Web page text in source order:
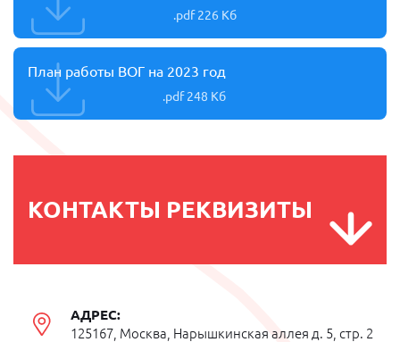
.pdf 226 Кб
План работы ВОГ на 2023 год
.pdf 248 Кб
КОНТАКТЫ РЕКВИЗИТЫ
АДРЕС:
125167, Москва, Нарышкинская аллея д. 5, стр. 2